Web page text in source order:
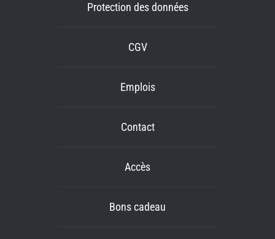
Protection des données
CGV
Emplois
Contact
Accès
Bons cadeau